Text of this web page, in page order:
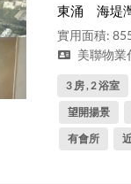
東涌 海堤
實用面積:
美聯物業
3 房 , 2 浴室
望開揚景
有會所